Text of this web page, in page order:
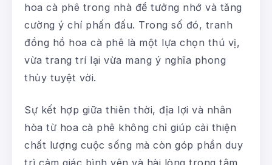
hoa cà phê trong nhà để tưởng nhớ và tăng
cường ý chí phấn đấu. Trong số đó, tranh
đồng hồ hoa cà phê là một lựa chọn thú vị,
vừa trang trí lại vừa mang ý nghĩa phong
thủy tuyệt vời.
Sự kết hợp giữa thiên thời, địa lợi và nhân
hòa từ hoa cà phê không chỉ giúp cải thiện
chất lượng cuộc sống mà còn góp phần duy
trì cảm giác bình yên và hài lòng trong tâm